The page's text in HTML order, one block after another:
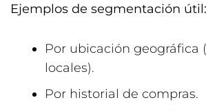
Ejemplos de segmentación útil:
Por ubicación geográfica
locales).
Por historial de compras.